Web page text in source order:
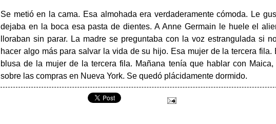
Se metió en la cama. Esa almohada era verdaderamente cómoda. Le
dejaba en la boca esa pasta de dientes. A Anne Germain le huele el
lloraban sin parar. La madre se preguntaba con la voz estrangulada si
hacer algo más para salvar la vida de su hijo. Esa mujer de la tercera fila.
blusa de la mujer de la tercera fila. Mañana tenía que hablar con
sobre las compras en Nueva York. Se quedó plácidamente dormido.